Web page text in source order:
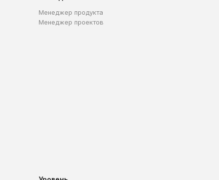
Менеджер продукта
Менеджер проектов